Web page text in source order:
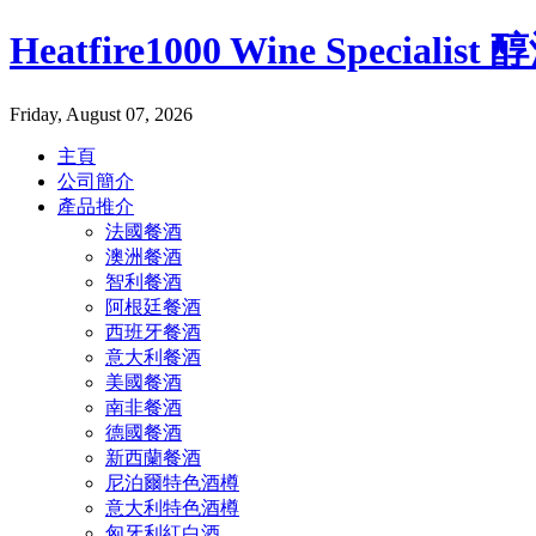
Heatfire1000 Wine Specialist
Friday, August 07, 2026
主頁
公司簡介
產品推介
法國餐酒
澳洲餐酒
智利餐酒
阿根廷餐酒
西班牙餐酒
意大利餐酒
美國餐酒
南非餐酒
德國餐酒
新西蘭餐酒
尼泊爾特色酒樽
意大利特色酒樽